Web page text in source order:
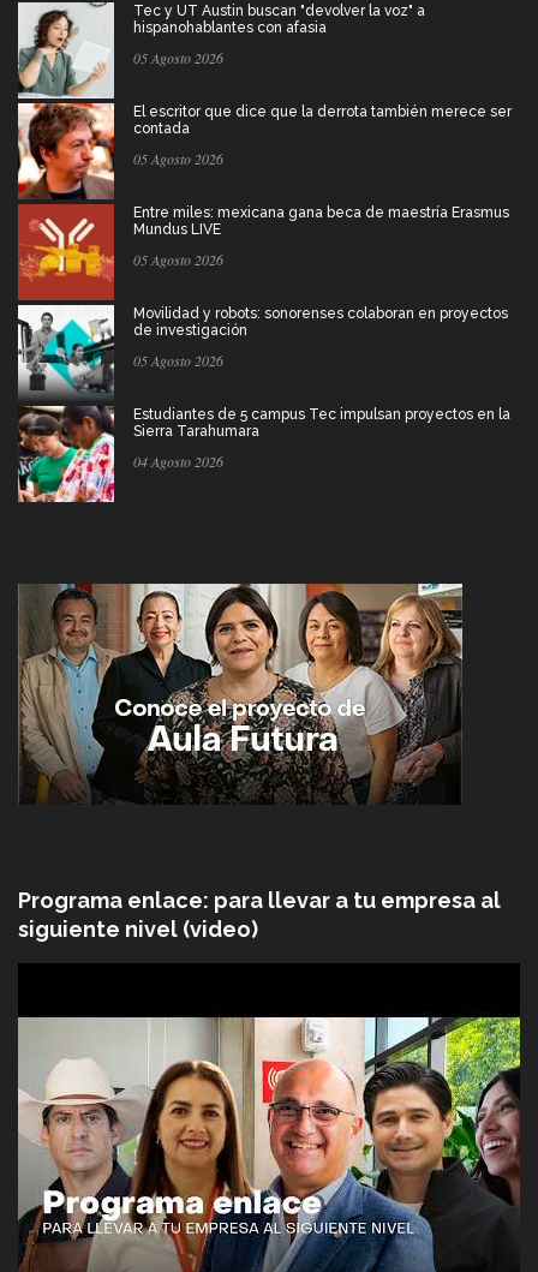
Tec y UT Austin buscan "devolver la voz" a
hispanohablantes con afasia
05 Agosto 2026
El escritor que dice que la derrota también merece ser
contada
05 Agosto 2026
Entre miles: mexicana gana beca de maestría Erasmus
Mundus LIVE
05 Agosto 2026
Movilidad y robots: sonorenses colaboran en proyectos
de investigación
05 Agosto 2026
Estudiantes de 5 campus Tec impulsan proyectos en la
Sierra Tarahumara
04 Agosto 2026
Programa enlace: para llevar a tu empresa al
siguiente nivel (video)